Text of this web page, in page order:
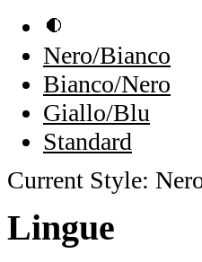
Nero/Bianco
Bianco/Nero
Giallo/Blu
Standard
Current Style:
Lingue